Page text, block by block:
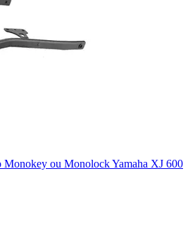
Monokey ou Monolock Yamaha XJ 600